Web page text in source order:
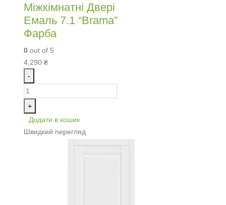
Міжкімнатні Двері
Емаль 7.1 “Brama”
Фарба
0 out of 5
4,290 ₴
-
+
Додати в кошик
Швидкий перегляд